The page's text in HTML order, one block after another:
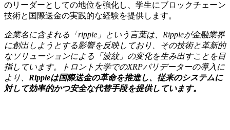
のリーダーとしての地位を強化し、学生にブロックチェーン
技術と国際送金の実践的な経験を提供します。
企業名に含まれる「ripple」という言葉は、Rippleが金融業界
に創出しようとする影響を反映しており、その技術と革新的
なソリューションによる「波紋」の変化を生み出すことを目
指しています。トロント大学でのXRPバリデーターの導入に
より、 Rippleは国際送金の革命を推進し、従来のシステムに
対して効率的かつ安全な代替手段を提供しています。